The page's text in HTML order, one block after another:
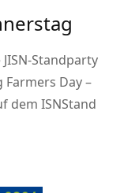
Standparty
Farmers Day –
dem ISNStand